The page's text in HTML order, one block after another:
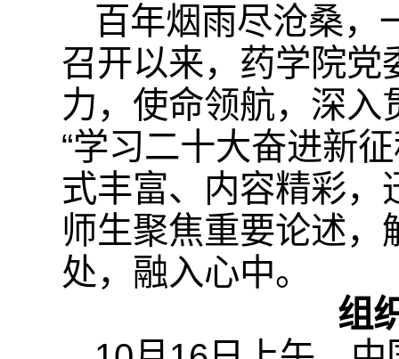
百年烟雨尽沧桑，
召开以来，药学院党
力，使命领航，深
“学习二十大奋进新
式丰富、内容精彩，
师生聚焦重要论述
处，融入心中。
组